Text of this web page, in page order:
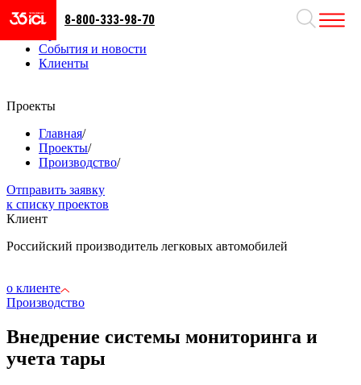
Направления
События и новости
Клиенты
8-800-333-98-70
Проекты
Главная/
Проекты/
Производство/
Отправить заявку
к списку проектов
Клиент
Российский производитель легковых автомобилей
о клиенте
Производство
Внедрение системы мониторинга и
учета тары